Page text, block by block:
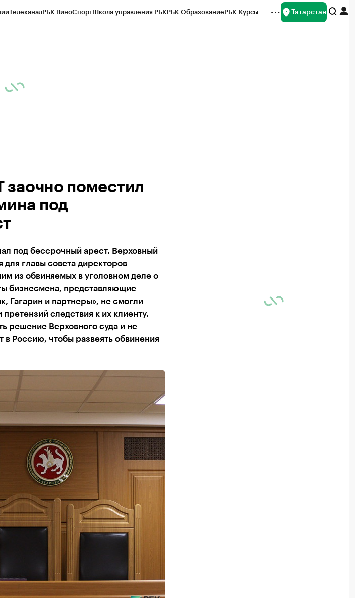
ТелеканалРБК ВиноСпортШкола управления РБКРБК ОбразованиеРБК Курсы Татарстан
заочно поместил
под
под бессрочный арест. Верховный
главы совета директоров
из обвиняемых в уголовном деле о
бизнесмена, представляющие
Гагарин и партнеры», не смогли
следствия к их клиенту.
решение Верховного суда и не
Россию, чтобы развеять обвинения